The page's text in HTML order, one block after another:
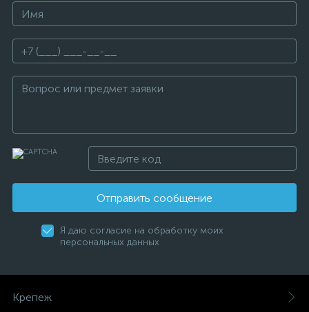
Отправить сообщение
Я даю согласие на обработку моих
персональных данных
Крепеж